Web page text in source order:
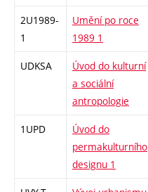
2U1989-
1
Umění po roce
1989 1
UDKSA
Úvod do kulturní
a sociální
antropologie
1UPD
Úvod do
permakulturního
designu 1